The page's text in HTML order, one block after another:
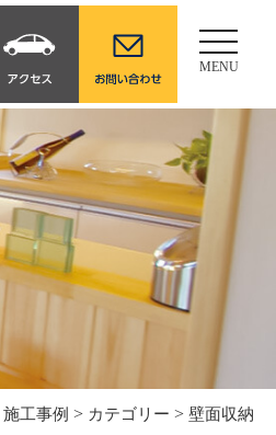
Toggle
MENU
施工事例 > カテゴリー > 壁面収納